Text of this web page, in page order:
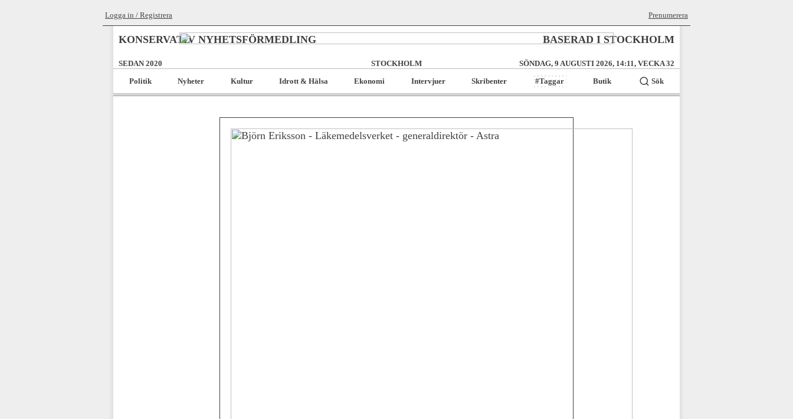
Logga in / Registrera Prenumerera
KONSERVATIV NYHETSFÖRMEDLING BASERAD I STOCKHOLM
SEDAN 2020 STOCKHOLM
SÖNDAG, 9 AUGUSTI 2026, 14:11, VECKA 32
Politik
Nyheter Kultur Idrott & Hälsa Ekonomi Intervjuer Skribenter #Taggar Butik Sök